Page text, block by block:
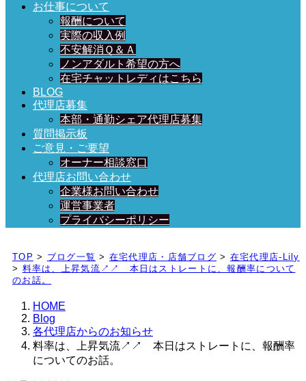
お仕事について
報酬について
実際の収入例
不安解消Ｑ＆Ａ
ノンアダルト希望の方へ
在宅チャットレディはこちら
BLOG
代理店募集
本部・通勤シェア代理店募集
質問掲示板
ご意見・ご要望
オーナー相談窓口
代理店お問い合わせ
企業様お問い合わせ
運営事業者
プライバシーポリシー
日々、ブログを更新中！
TOP > ブログ一覧 > 在宅代理店・店舗ブログ > 在宅代理店-Lily
> 料率は、上昇気流↗↗ 本日はストレートに、報酬率について
のお話。
HOME
Blog
各代理店からのお知らせ
料率は、上昇気流↗↗ 本日はストレートに、報酬率
についてのお話。